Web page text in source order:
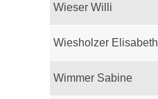
Wieser Willi
Wiesholzer Elisabeth
Wimmer Sabine